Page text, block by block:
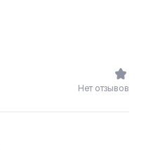
Нет отзывов